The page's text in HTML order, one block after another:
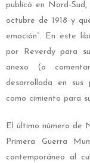
publicó en Nord-
octubre de 1918 y
emoción”. En este
por Reverdy para
anexo (o
desarrollada en
como cimiento para
El último número de
Primera Guerra
contemporáneo al